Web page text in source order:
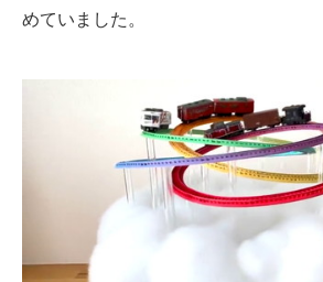
ITの今と未来を見通す
進化するPCとデバイスの未来
好きが集まる 比べて選べる
ビジネスと働き方のヒント
AI活用のいまが分かる
めていました。